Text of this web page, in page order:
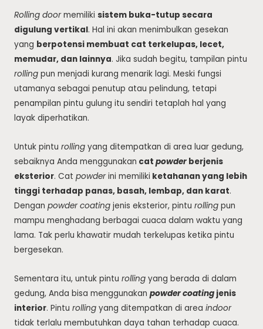
Rolling doormemiliki sistem buka-tutup secara
digulung vertikal. Hal ini akan menimbulkan gesekan
yang berpotensi membuat cat terkelupas, lecet,
memudar, dan lainnya. Jika sudah begitu, tampilan pintu
rollingpun menjadi kurang menarik lagi. Meski fungsi
utamanya sebagai penutup atau pelindung, tetapi
penampilan pintu gulung itu sendiri tetaplah hal yang
layak diperhatikan.
Untuk pintu rollingyang ditempatkan di area luar gedung,
sebaiknya Anda menggunakan cat powderberjenis
eksterior. Cat powderini memiliki ketahanan yang lebih
tinggi terhadap panas, basah, lembap, dan karat.
Dengan powder coatingjenis eksterior, pintu rollingpun
mampu menghadang berbagai cuaca dalam waktu yang
lama. Tak perlu khawatir mudah terkelupas ketika pintu
bergesekan.
Sementara itu, untuk pintu rollingyang berada di dalam
gedung, Anda bisa menggunakan powder coatingjenis
interior. Pintu rollingyang ditempatkan di area indoor
tidak terlalu membutuhkan daya tahan terhadap cuaca.